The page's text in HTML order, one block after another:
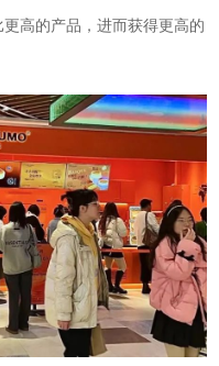
高的产品，进而获得更高的